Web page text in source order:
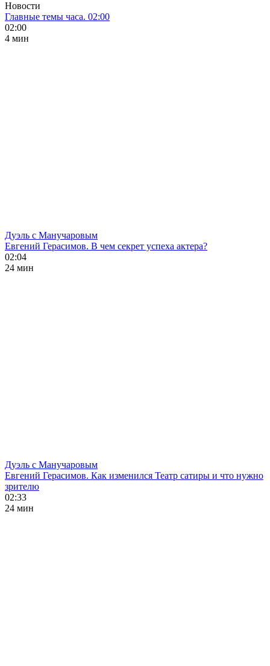
Новости
Главные темы часа. 02:00
02:00
4 мин
Дуэль с Манучаровым
Евгений Герасимов. В чем секрет успеха актера?
02:04
24 мин
Дуэль с Манучаровым
Евгений Герасимов. Как изменился Театр сатиры и что нужно
зрителю
02:33
24 мин